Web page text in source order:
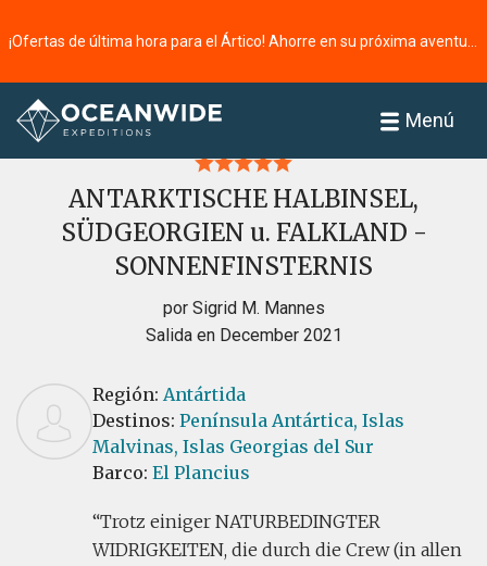
Menú
Página principal
ANTARKTISCHE HALBINSEL,
SÜDGEORGIEN u. FALKLAND -
SONNENFINSTERNIS
por Sigrid M. Mannes
Salida en December 2021
Región: Antártida
Destinos: Península Antártica, Islas
Malvinas, Islas Georgias del Sur
Barco: El Plancius
Trotz einiger NATURBEDINGTER
WIDRIGKEITEN, die durch die Crew (in allen